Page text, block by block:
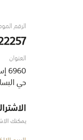
الرقم
العنوان
6960 إسماعيل بن كثير
حي
يمكنك